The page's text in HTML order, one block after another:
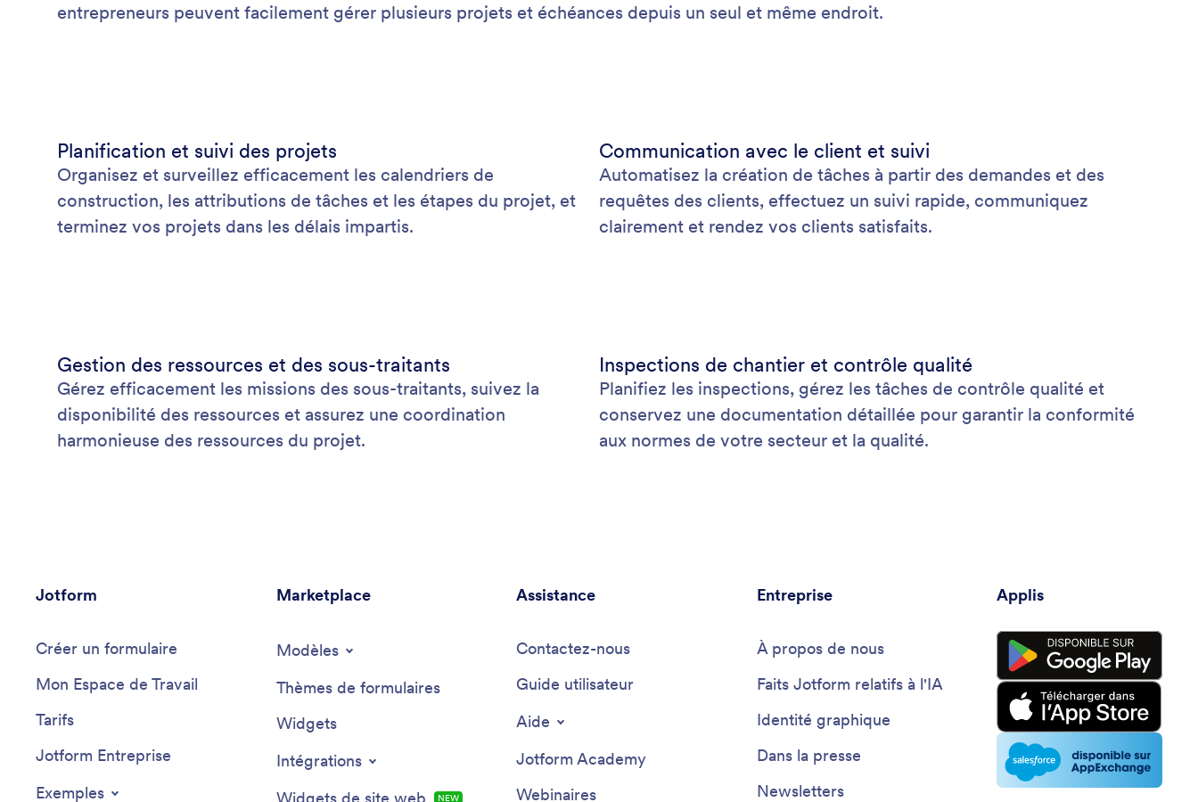
entrepreneurs peuvent facilement gérer plusieurs projets et échéances depuis un seul et même endroit.
Planification et suivi des projets
Organisez et surveillez efficacement les calendriers de
construction, les attributions de tâches et les étapes du projet, et
terminez vos projets dans les délais impartis.
Communication avec le client et suivi
Automatisez la création de tâches à partir des demandes et des
requêtes des clients, effectuez un suivi rapide, communiquez
clairement et rendez vos clients satisfaits.
Gestion des ressources et des sous-traitants
Gérez efficacement les missions des sous-traitants, suivez la
disponibilité des ressources et assurez une coordination
harmonieuse des ressources du projet.
Inspections de chantier et contrôle qualité
Planifiez les inspections, gérez les tâches de contrôle qualité et
conservez une documentation détaillée pour garantir la conformité
aux normes de votre secteur et la qualité.
Jotform
Créer un formulaire
Mon Espace de Travail
Tarifs
Jotform Entreprise
Exemples
Marketplace
Modèles
Thèmes de formulaires
Widgets
Intégrations
NEW
Assistance
Contactez-nous
Guide utilisateur
Aide
Jotform Academy
Webinaires
Entreprise
À propos de nous
Faits Jotform relatifs à l'IA
Identité graphique
Dans la presse
Newsletters
Applis